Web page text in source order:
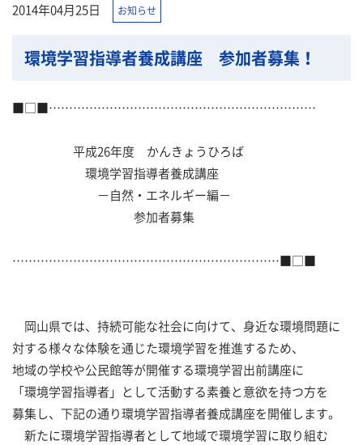
2014年04月25日 お知らせ
環境学習指導者養成講座 参加者募集！
■□■…………………………………………………………
平成26年度 かんきょうひろば
環境学習指導者養成講座
－自然・エネルギー編－
参加者募集
…………………………………………………………■□■
岡山県では、持続可能な社会に向けて、身近な環境問題に
対する様々な体験を通じた環境学習を推進するため、
地域の学校や公民館等が開催する環境学習出前講座に
「環境学習指導者」として活動する素養と意欲を持つ方を
募集し、下記の通り環境学習指導者養成講座を開催します。
新たに環境学習指導者として地域で環境学習に取り組む